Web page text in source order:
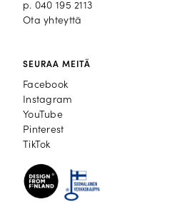
p. 040 195 2113
Ota yhteyttä
SEURAA MEITÄ
Facebook
Facebook
Instagram
Instagram
YouTube
YouTube
Pinterest
Pinterest
TikTok
TikTok